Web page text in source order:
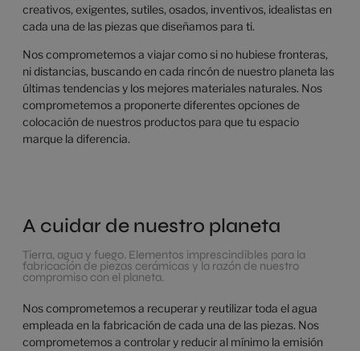
creativos, exigentes, sutiles, osados, inventivos, idealistas en
cada una de las piezas que diseñamos para ti.
Nos comprometemos a viajar como si no hubiese fronteras,
ni distancias, buscando en cada rincón de nuestro planeta las
últimas tendencias y los mejores materiales naturales. Nos
comprometemos a proponerte diferentes opciones de
colocación de nuestros productos para que tu espacio
marque la diferencia.
A cuidar de nuestro planeta
Tierra, agua y fuego. Elementos imprescindibles para la
fabricación de piezas cerámicas y la razón de nuestro
compromiso con el planeta.
Nos comprometemos a recuperar y reutilizar toda el agua
empleada en la fabricación de cada una de las piezas. Nos
comprometemos a controlar y reducir al mínimo la emisión